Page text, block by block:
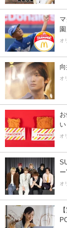
園
オ
オ
い
オ
ー
オ